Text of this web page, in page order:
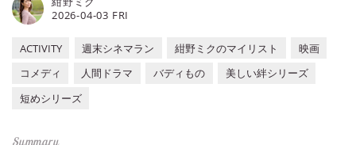
2026-04-03 FRI
ACTIVITY 週末シネマラン 紺野ミクのマイリスト
映画
コメディ
人間ドラマ バディもの
美しい絆シリーズ
短めシリーズ